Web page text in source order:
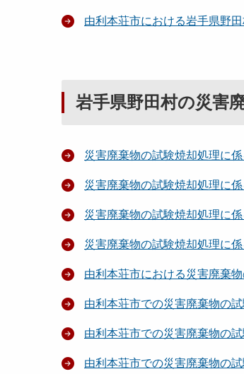
由利本荘市における岩手県野
岩手県野田村の災害
災害廃棄物の試験焼却処理に
災害廃棄物の試験焼却処理に
災害廃棄物の試験焼却処理に
災害廃棄物の試験焼却処理に
由利本荘市における災害廃棄
由利本荘市での災害廃棄物の
由利本荘市での災害廃棄物の
由利本荘市での災害廃棄物の